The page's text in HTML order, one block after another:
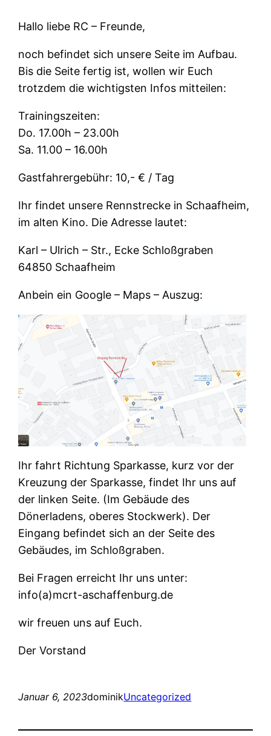
Hallo liebe RC – Freunde,
noch befindet sich unsere Seite im Aufbau.
Bis die Seite fertig ist, wollen wir Euch
trotzdem die wichtigsten Infos mitteilen:
Trainingszeiten:
Do. 17.00h – 23.00h
Sa. 11.00 – 16.00h
Gastfahrergebühr: 10,- € / Tag
Ihr findet unsere Rennstrecke in Schaafheim,
im alten Kino. Die Adresse lautet:
Karl – Ulrich – Str., Ecke Schloßgraben
64850 Schaafheim
Anbein ein Google – Maps – Auszug:
Ihr fahrt Richtung Sparkasse, kurz vor der
Kreuzung der Sparkasse, findet Ihr uns auf
der linken Seite. (Im Gebäude des
Dönerladens, oberes Stockwerk). Der
Eingang befindet sich an der Seite des
Gebäudes, im Schloßgraben.
Bei Fragen erreicht Ihr uns unter:
info(a)mcrt-aschaffenburg.de
wir freuen uns auf Euch.
Der Vorstand
Januar 6, 2023dominikUncategorized